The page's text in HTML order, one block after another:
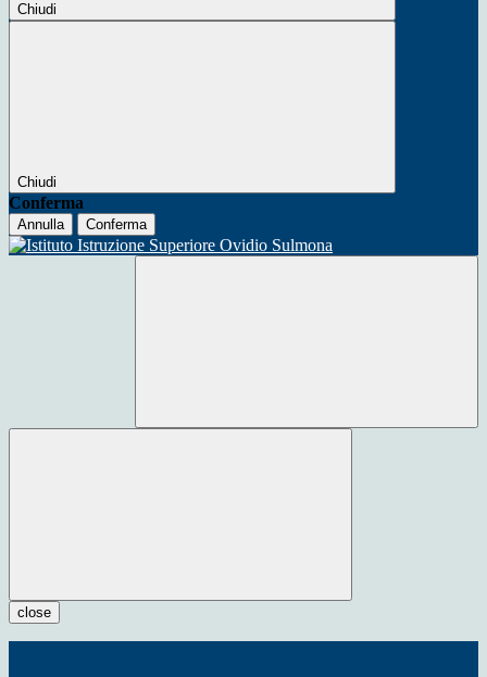
Chiudi
Chiudi
Conferma
Annulla Conferma
close